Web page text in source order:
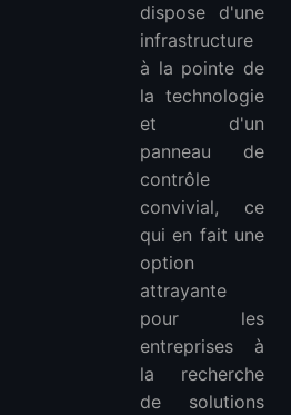
dispose d'une
infrastructure
à la pointe de
la technologie
et d'un
panneau de
contrôle
convivial, ce
qui en fait une
option
attrayante
pour les
entreprises à
la recherche
de solutions